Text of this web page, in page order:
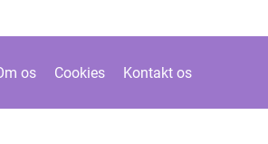
os Cookies Kontakt os